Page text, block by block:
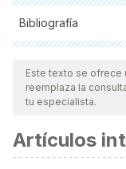
Bibliografía
Todas las fuentes
nuestro equipo,
vigencia y validez.
científica.
Chua M, Baldwin
Este texto se ofrece
reemplaza la
tu especialista.
Artículos